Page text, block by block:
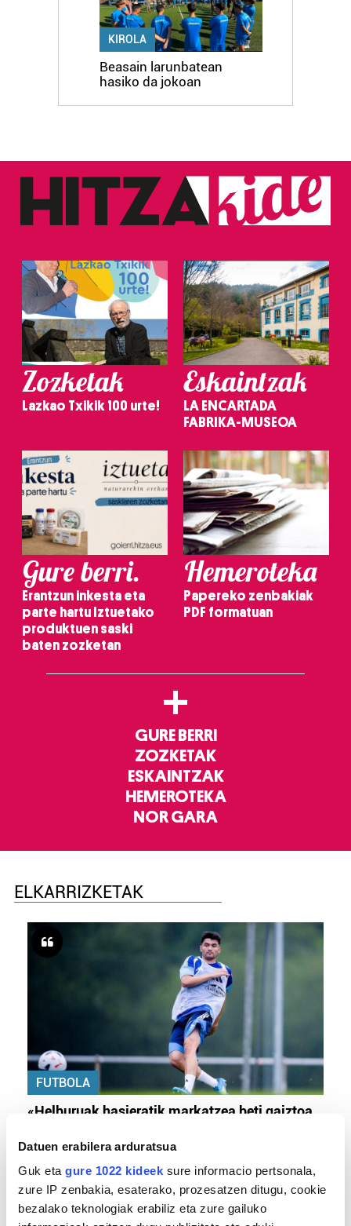
Datuen erabilera arduratsua
Guk eta gure 1022 kideek sure informacio pertsonala,
zure IP zenbakia, esaterako, prozesatzen ditugu, cookie
bezalako teknologiak erabiliz eta zure gailuko
KIROLA
Beasain larunbatean
hasiko da jokoan
Zozketak
Lazkao Txikik 100 urte!
Eskaintzak
LA ENCARTADA
FABRIKA-MUSEOA
Gure berri.
Erantzun inkesta eta
parte hartu Iztuetako
produktuen saski
baten zozketan
Hemeroteka
Papereko zenbakiak
PDF formatuan
+
GURE BERRI
ZOZKETAK
ESKAINTZAK
HEMEROTEKA
NOR GARA
ELKARRIZKETAK
FUTBOLA
«Helburuak hasieratik markatzea beti gaiztoa